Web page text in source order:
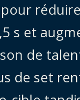
s et
de
de set